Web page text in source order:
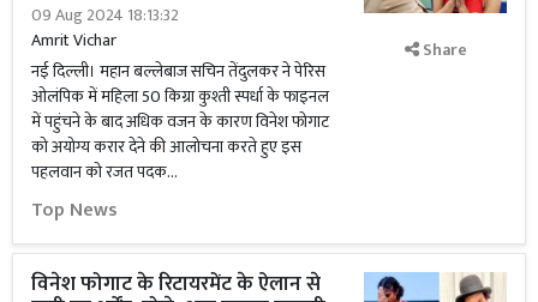
09 Aug 2024 18:13:32
Amrit Vichar
नई दिल्ली। महान बल्लेबाज सचिन तेंदुलकर ने पेरिस
ओलंपिक में महिला 50 किग्रा कुश्ती स्पर्धा के फाइनल
में पहुंचने के बाद अधिक वजन के कारण विनेश फोगाट
को अयोग्य करार देने की आलोचना करते हुए इस
पहलवान को रजत पदक...
Top News
Share
विनेश फोगाट के रिटायरमेंट के ऐलान से